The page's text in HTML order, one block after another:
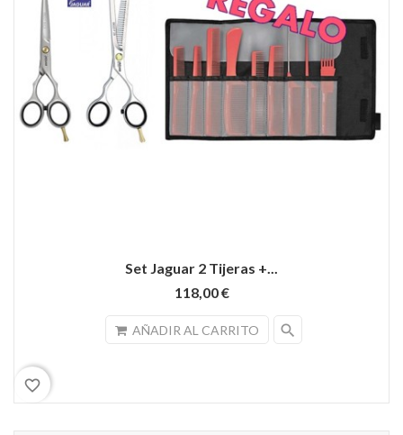
Set Jaguar 2 Tijeras +...
118,00 €
AÑADIR AL CARRITO search
favorite_border